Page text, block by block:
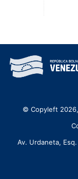
© Copyleft
Av. Urdaneta,